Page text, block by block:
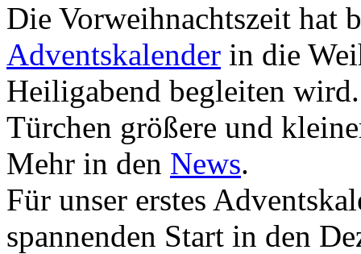
Die Vorweihnachtszeit hat
Adventskalender in die
Heiligabend begleiten
Türchen größere und
Mehr in den News.
Für unser erstes
spannenden Start in den